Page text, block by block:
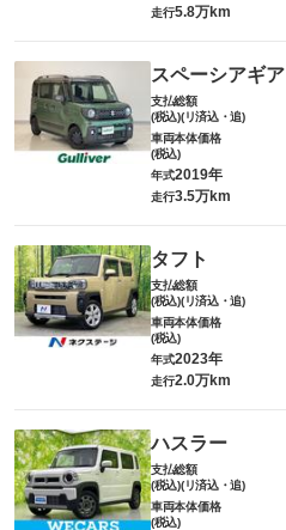
走行5.8万km
スペーシアギア
支払総額
(税込)(リ済込・追)
車両本体価格
(税込)
年式2019年
走行3.5万km
タフト
支払総額
(税込)(リ済込・追)
車両本体価格
(税込)
年式2023年
走行2.0万km
ハスラー
支払総額
(税込)(リ済込・追)
車両本体価格
(税込)